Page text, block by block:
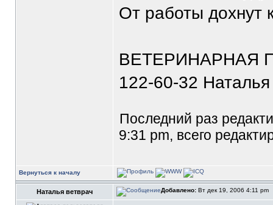
От работы
ВЕТЕРИНАРНАЯ
122-60-32 Наталья
Последний раз
9:31 pm, всего
Вернуться к началу
Наталья ветврач Добавлено: Вт дек 19, 2006 4:11 pm